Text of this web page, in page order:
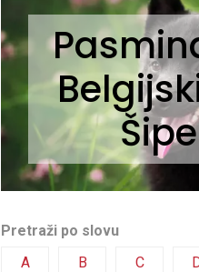
Pretraži po slovu
A
B C